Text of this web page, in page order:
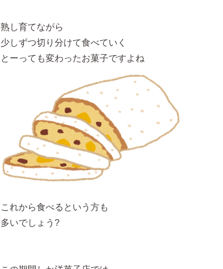
熟し育てながら
少しずつ切り分けて食べていく
とーっても変わったお菓子ですよね
これから食べるという方も
多いでしょう?